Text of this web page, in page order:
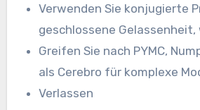
Verwenden Sie konjugierte
geschlossene Gelassenheit,
Greifen Sie nach PYMC,
als Cerebro für komplexe
Verlassen